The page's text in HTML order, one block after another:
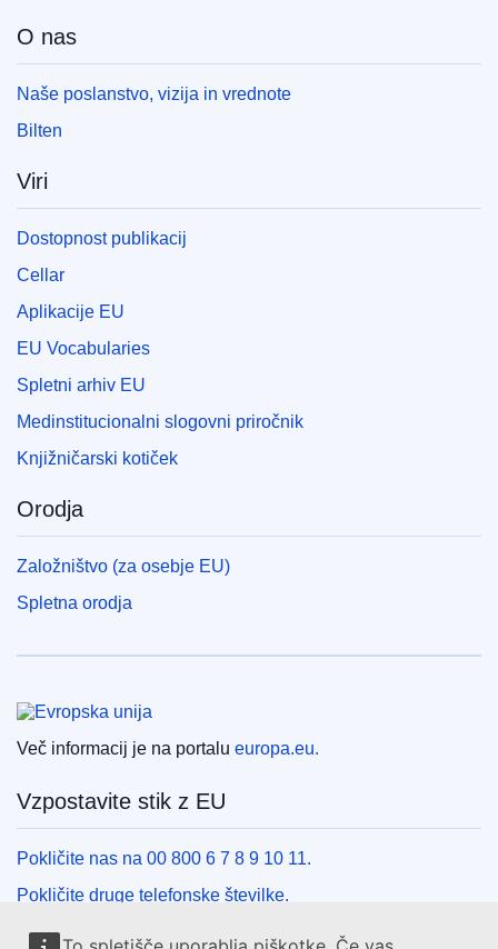
O nas
Naše poslanstvo, vizija in vrednote
Bilten
Viri
Dostopnost publikacij
Cellar
Aplikacije EU
EU Vocabularies
Spletni arhiv EU
Medinstitucionalni slogovni priročnik
Knjižničarski kotiček
Orodja
Založništvo (za osebje EU)
Spletna orodja
Več informacij je na portalu europa.eu.
Vzpostavite stik z EU
Pokličite nas na 00 800 6 7 8 9 10 11.
Pokličite druge telefonske številke.
Pišite nam s kontaktnim obrazcem.